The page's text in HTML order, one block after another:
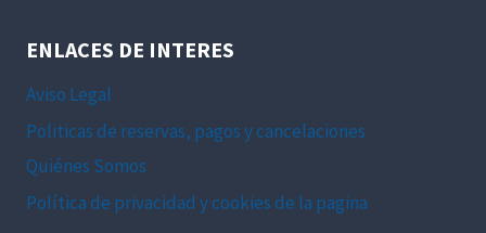
ENLACES DE INTERES
Aviso Legal
Politicas de reservas, pagos y cancelaciones
Quiénes Somos
Política de privacidad y cookies de la pagina